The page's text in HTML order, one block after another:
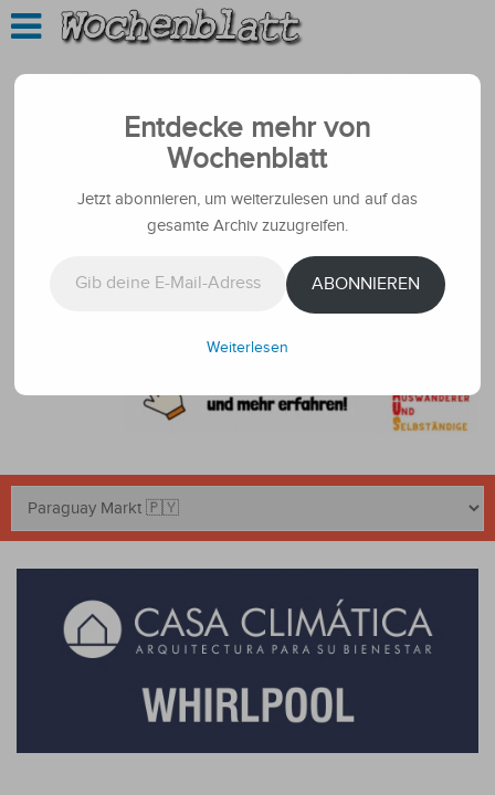
Entdecke mehr von
Wochenblatt
Jetzt abonnieren, um weiterzulesen und auf das
gesamte Archiv zuzugreifen.
ABONNIEREN
Weiterlesen